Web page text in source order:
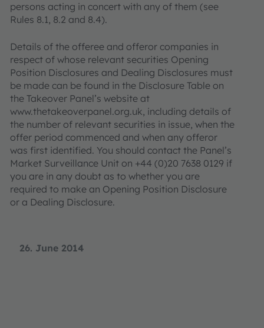
26. June 2014
persons acting in concert with any of them (see
Rules 8.1, 8.2 and 8.4).
Details of the offeree and offeror companies in
respect of whose relevant securities Opening
Position Disclosures and Dealing Disclosures must
be made can be found in the Disclosure Table on
the Takeover Panel’s website at
www.thetakeoverpanel.org.uk, including details of
the number of relevant securities in issue, when the
offer period commenced and when any offeror
was first identified. You should contact the Panel’s
Market Surveillance Unit on +44 (0)20 7638 0129 if
you are in any doubt as to whether you are
required to make an Opening Position Disclosure
or a Dealing Disclosure.